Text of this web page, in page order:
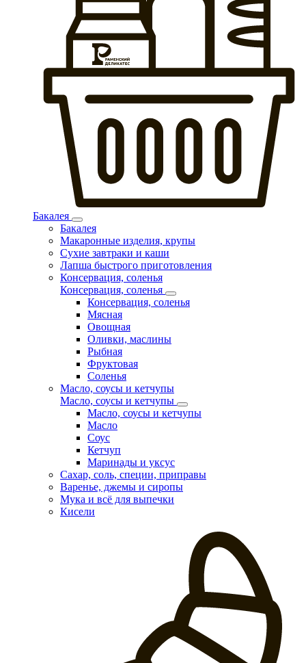
Бакалея
Бакалея
Макаронные изделия, крупы
Сухие завтраки и каши
Лапша быстрого приготовления
Консервация, соленья
Консервация, соленья
Консервация, соленья
Мясная
Овощная
Оливки, маслины
Рыбная
Фруктовая
Соленья
Масло, соусы и кетчупы
Масло, соусы и кетчупы
Масло, соусы и кетчупы
Масло
Соус
Кетчуп
Маринады и уксус
Сахар, соль, специи, приправы
Варенье, джемы и сиропы
Мука и всё для выпечки
Кисели